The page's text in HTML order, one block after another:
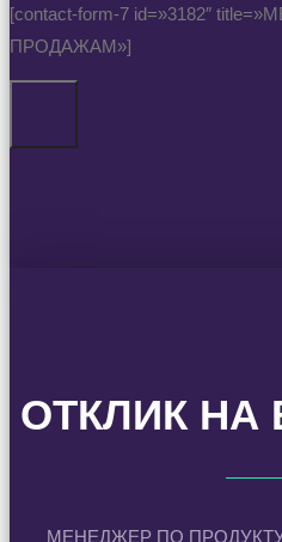
[contact-form-7 id=»3182″
ПРОДАЖАМ»]
ОТКЛИК
МЕНЕДЖЕР ПО ПРОДУКТУ